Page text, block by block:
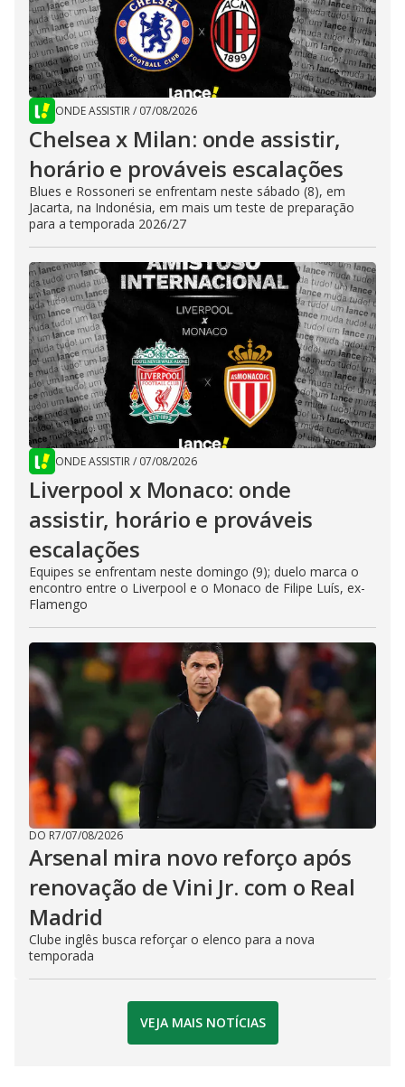
ONDE ASSISTIR/ 07/08/2026
Chelsea x Milan: onde assistir,
horário e prováveis escalações
Blues e Rossoneri se enfrentam neste sábado (8), em
Jacarta, na Indonésia, em mais um teste de preparação
para a temporada 2026/27
ONDE ASSISTIR/ 07/08/2026
Liverpool x Monaco: onde
assistir, horário e prováveis
escalações
Equipes se enfrentam neste domingo (9); duelo marca o
encontro entre o Liverpool e o Monaco de Filipe Luís, ex-
Flamengo
DO R7/07/08/2026
Arsenal mira novo reforço após
renovação de Vini Jr. com o Real
Madrid
Clube inglês busca reforçar o elenco para a nova
temporada
VEJA MAIS NOTÍCIAS